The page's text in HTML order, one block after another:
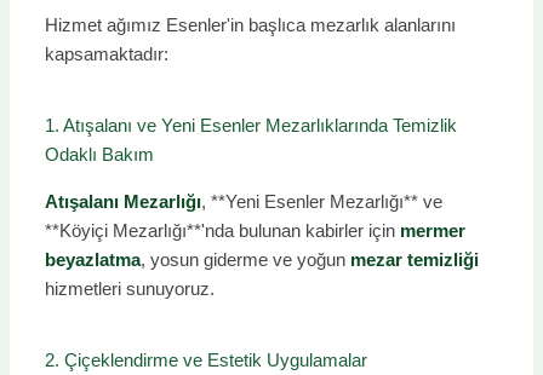
Hizmet ağımız Esenler'in başlıca mezarlık alanlarını
kapsamaktadır:
1. Atışalanı ve Yeni Esenler Mezarlıklarında Temizlik
Odaklı Bakım
Atışalanı Mezarlığı, **Yeni Esenler Mezarlığı** ve
**Köyiçi Mezarlığı**'nda bulunan kabirler için mermer
beyazlatma, yosun giderme ve yoğun mezar temizliği
hizmetleri sunuyoruz.
2. Çiçeklendirme ve Estetik Uygulamalar